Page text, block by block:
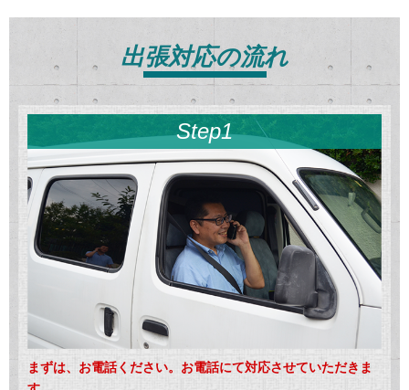
出張対応の流れ
Step1
まずは、お電話ください。お電話にて対応させていただきま